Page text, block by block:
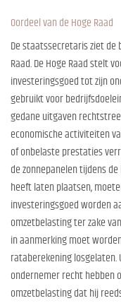
Oordeel van de Hoge Raad
De staatssecretaris ziet de
Raad. De Hoge Raad stelt
investeringsgoed tot zijn
gebruikt voor
gedane uitgaven
economische activiteiten
of onbelaste prestaties
de zonnepanelen tijdens
heeft laten plaatsen,
investeringsgoed worden
omzetbelasting ter zake
in aanmerking moet
rataberekening losgelaten.
ondernemer recht hebben
omzetbelasting dat hij